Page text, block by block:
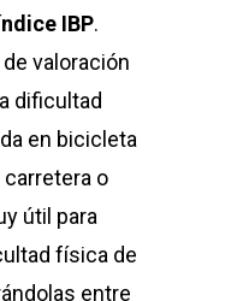
IBP.
valoración
dificultad
en bicicleta
o
útil para
física de
entre